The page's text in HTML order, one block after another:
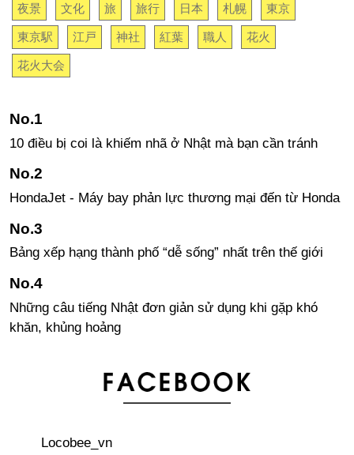
夜景 文化 旅 旅行 日本 札幌 東京
東京駅 江戸 神社 紅葉 職人 花火
花火大会
10 điều bị coi là khiếm nhã ở Nhật mà bạn cần tránh
HondaJet - Máy bay phản lực thương mại đến từ Honda
Bảng xếp hạng thành phố “dễ sống” nhất trên thế giới
Những câu tiếng Nhật đơn giản sử dụng khi gặp khó
khăn, khủng hoảng
6 quy tắc cần biết khi đến quán bar ở Nhật
Áo khoác Sukajan – phong cách đường phố của giới trẻ
Locobee_vn